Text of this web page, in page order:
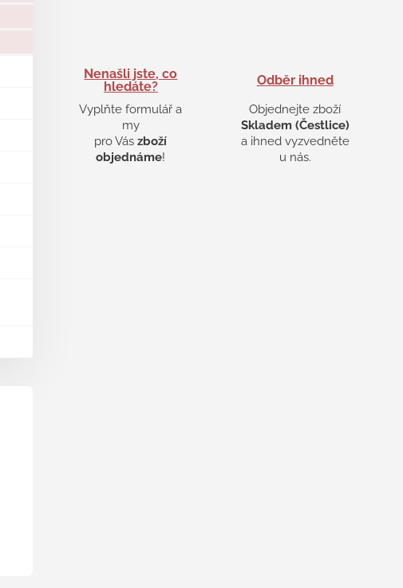
Nenašli jste, co
hledáte?
Vyplňte formulář a
my
pro Vászboží
objednáme!
Odběr ihned
Objednejte zboží
Skladem (Čestlice)
a ihned vyzvedněte
u nás.